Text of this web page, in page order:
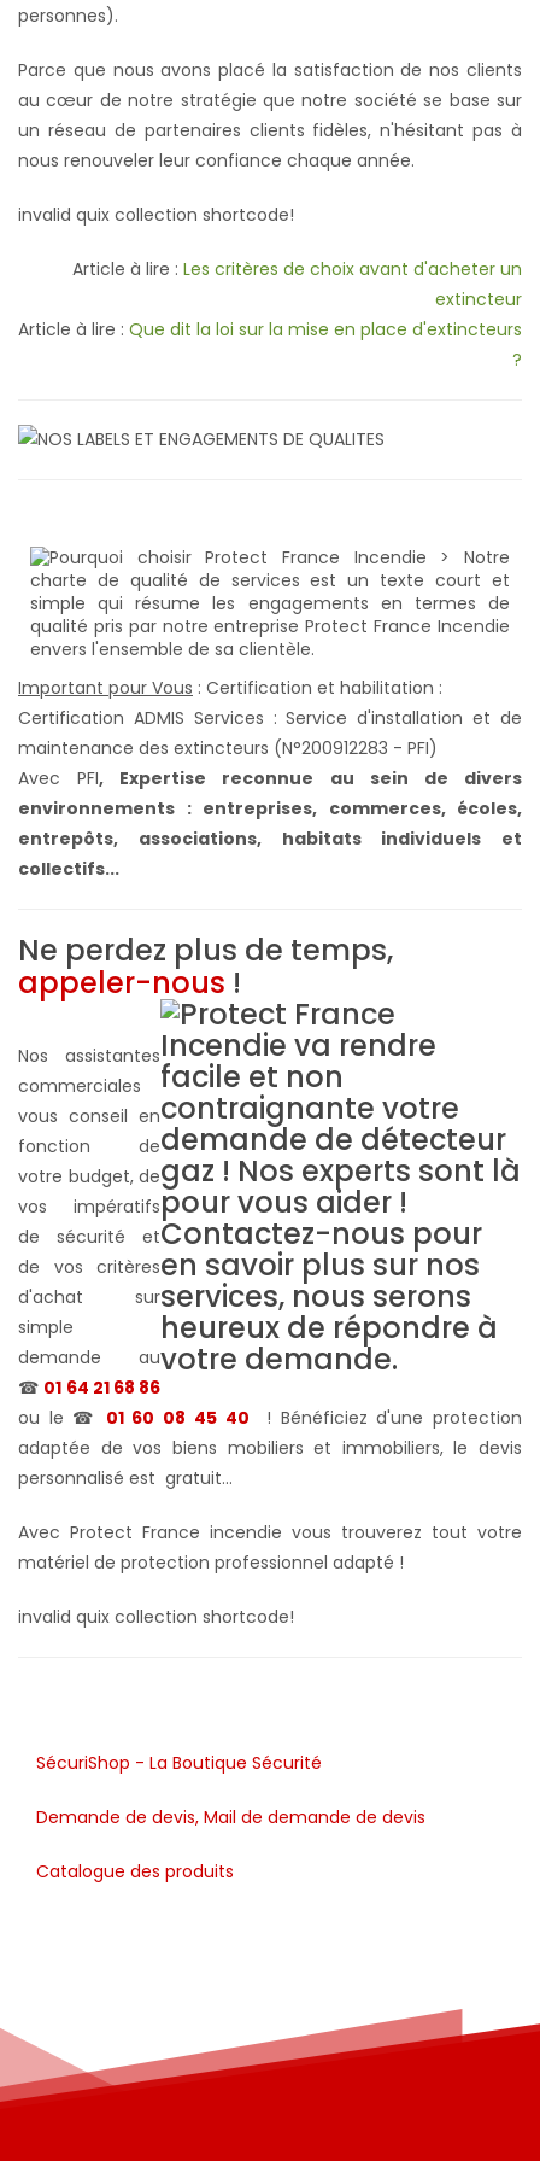
personnes).
Parce que nous avons placé la satisfaction de nos clients
au cœur de notre stratégie que notre société se base sur
un réseau de partenaires clients fidèles, n'hésitant pas à
nous renouveler leur confiance chaque année.
invalid quix collection shortcode!
Article à lire : Les critères de choix avant d'acheter un
extincteur
Article à lire : Que dit la loi sur la mise en place d'extincteurs
?
Important pour Vous : Certification et habilitation :
Certification ADMIS Services : Service d'installation et de
maintenance des extincteurs (N°200912283 - PFI)
Avec PFI, Expertise reconnue au sein de divers
environnements : entreprises, commerces, écoles,
entrepôts, associations, habitats individuels et
collectifs...
Ne perdez plus de temps,
appeler-nous !
Nos assistantes
commerciales
vous conseil en
fonction de
votre budget, de
vos impératifs
de sécurité et
de vos critères
d'achat sur
simple
demande au
☎ 01 64 21 68 86
ou le ☎ 01 60 08 45 40
! Bénéficiez d'une protection
adaptée de vos biens mobiliers et immobiliers, le devis
personnalisé est gratuit...
Avec Protect France incendie vous trouverez tout votre
matériel de protection professionnel adapté !
invalid quix collection shortcode!
SécuriShop - La Boutique Sécurité
Demande de devis, Mail de demande de devis
Catalogue des produits